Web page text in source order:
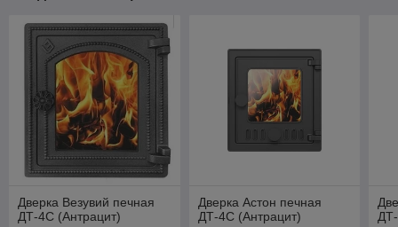
Дверка Везувий печная
ДТ-4С (Антрацит)
Дверка Астон печная
ДТ-4С (Антрацит)